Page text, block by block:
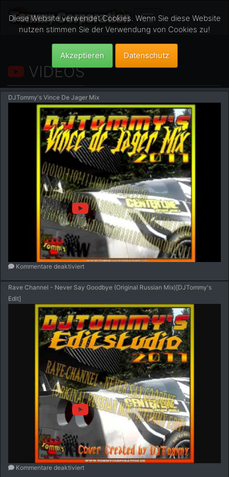
VIDEOS
DJTommy's Vince De Jager Mix
Kommentare deaktiviert
Rave Channel - Never Say Goodbye (Original Russian Mix)[DJTommy's
Edit]
Kommentare deaktiviert
Diese Website verwendet Cookies. Wenn Sie diese Website
nutzen stimmen Sie der Verwendung von Cookies zu!
Akzeptieren Datenschutz